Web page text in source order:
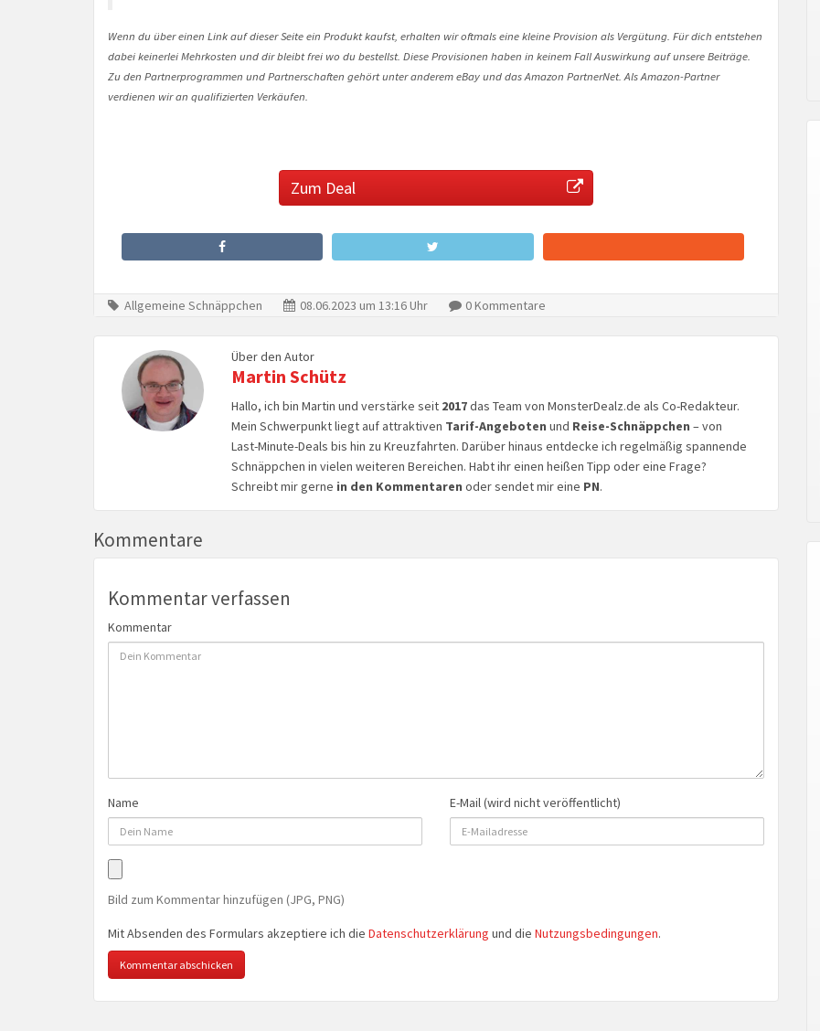
Wenn du über einen Link auf dieser Seite ein Produkt kaufst, erhalten wir oftmals eine kleine Provision als Vergütung. Für dich entstehen
dabei keinerlei Mehrkosten und dir bleibt frei wo du bestellst. Diese Provisionen haben in keinem Fall Auswirkung auf unsere Beiträge.
Zu den Partnerprogrammen und Partnerschaften gehört unter anderem eBay und das Amazon PartnerNet. Als Amazon-Partner
verdienen wir an qualifizierten Verkäufen.
Zum Deal
Allgemeine Schnäppchen 08.06.2023 um 13:16 Uhr 0 Kommentare
Über den Autor
Martin Schütz
Hallo, ich bin Martin und verstärke seit 2017das Team von MonsterDealz.de als Co-Redakteur.
Mein Schwerpunkt liegt auf attraktiven Tarif-Angeboten und Reise-Schnäppchen – von
Last-Minute-Deals bis hin zu Kreuzfahrten. Darüber hinaus entdecke ich regelmäßig spannende
Schnäppchen in vielen weiteren Bereichen. Habt ihr einen heißen Tipp oder eine Frage?
Schreibt mir gerne in den Kommentaren oder sendet mir eine PN.
Kommentare
Kommentar verfassen
Kommentar
Name E-Mail (wird nicht veröffentlicht)
Bild zum Kommentar hinzufügen (JPG, PNG)
Mit Absenden des Formulars akzeptiere ich die Datenschutzerklärung und die Nutzungsbedingungen.